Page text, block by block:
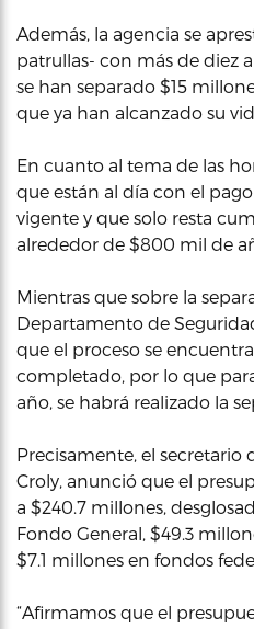
Además, la agencia se
patrullas- con más de diez
se han separado $15
que ya han alcanzado su
En cuanto al tema de las
que están al día con el
vigente y que solo resta
alrededor de $800 mil de
Mientras que sobre la
Departamento de
que el proceso se
completado, por lo que
año, se habrá realizado la
Precisamente, el secretario
Croly, anunció que el
a $240.7 millones,
Fondo General, $49.3
$7.1 millones en fondos
“Afirmamos que el